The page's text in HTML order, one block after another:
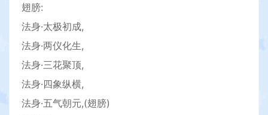
翅膀:
法身·太极初成,
法身·两仪化生,
法身·三花聚顶,
法身·四象纵横,
法身·五气朝元,(翅膀)